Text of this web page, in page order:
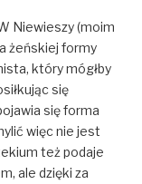
Niewieszy (moim
żeńskiej formy
który mógłby
się
się forma
więc nie jest
też podaje
ale dzięki za